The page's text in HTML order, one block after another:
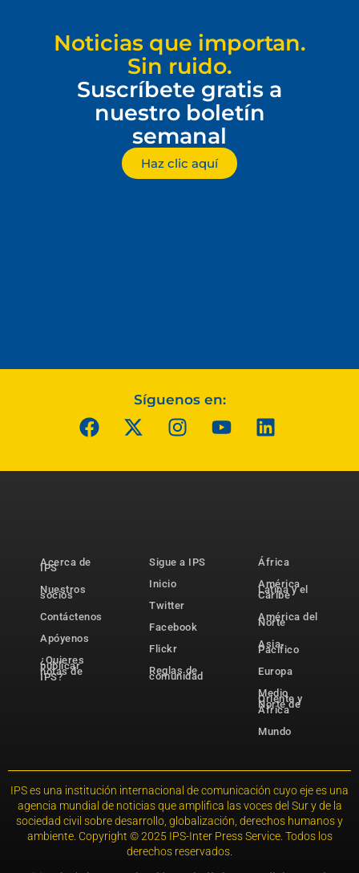
Noticias que importan.
Sin ruido.
Suscríbete gratis a
nuestro boletín
semanal
Haz clic aquí
Síguenos en:
Acerca de
IPS
Nuestros
socios
Contáctenos
Apóyenos
¿Quieres
publicar
notas de
IPS?
Sigue a IPS
Inicio
Twitter
Facebook
Flickr
Reglas de
comunidad
África
América
Latina y el
Caribe
América del
Norte
Asia-
Pacífico
Europa
Medio
Oriente y
Norte de
África
Mundo
IPS es una institución internacional de comunicación cuyo eje es una
agencia mundial de noticias que amplifica las voces del Sur y de la
sociedad civil sobre desarrollo, globalización, derechos humanos y
ambiente. Copyright © 2025 IPS-Inter Press Service. Todos los
derechos reservados.